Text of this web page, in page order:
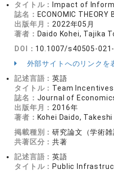
タイトル：
Impact of
誌名： ECONOMIC
出版年月： 2022年05月
著者： Daido Kohei, Tajika
DOI： 10.1007/s40505-
外部サイトへのリンクを
記述言語：英語
タイトル： Team
誌名： Journal of
出版年月： 2016年
著者： Kohei Daido,
掲載種別：研究論文（学術雑
共著区分：共著
記述言語：英語
タイトル： Public